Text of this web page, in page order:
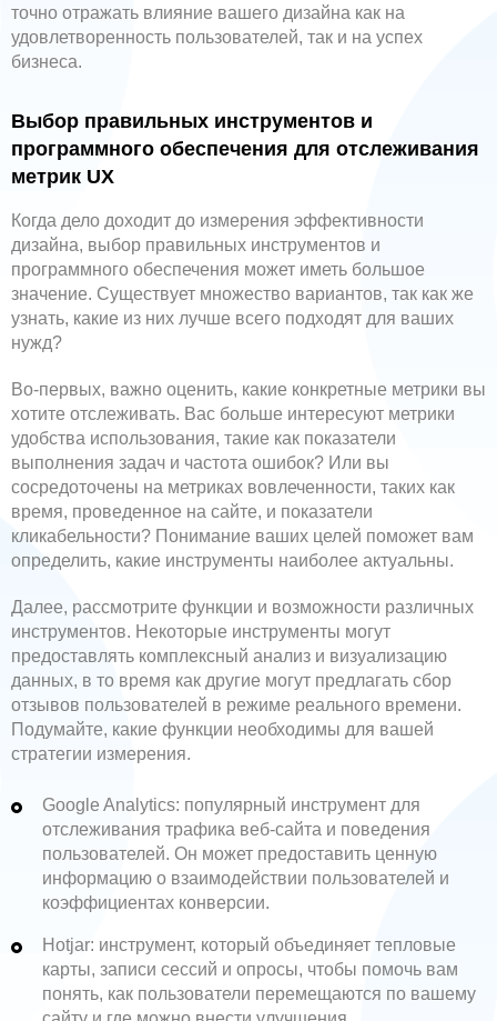
точно отражать влияние вашего дизайна как на
удовлетворенность пользователей, так и на успех
бизнеса.
Выбор правильных инструментов и
программного обеспечения для отслеживания
метрик UX
Когда дело доходит до измерения эффективности
дизайна, выбор правильных инструментов и
программного обеспечения может иметь большое
значение. Существует множество вариантов, так как же
узнать, какие из них лучше всего подходят для ваших
нужд?
Во-первых, важно оценить, какие конкретные метрики вы
хотите отслеживать. Вас больше интересуют метрики
удобства использования, такие как показатели
выполнения задач и частота ошибок? Или вы
сосредоточены на метриках вовлеченности, таких как
время, проведенное на сайте, и показатели
кликабельности? Понимание ваших целей поможет вам
определить, какие инструменты наиболее актуальны.
Далее, рассмотрите функции и возможности различных
инструментов. Некоторые инструменты могут
предоставлять комплексный анализ и визуализацию
данных, в то время как другие могут предлагать сбор
отзывов пользователей в режиме реального времени.
Подумайте, какие функции необходимы для вашей
стратегии измерения.
Google Analytics: популярный инструмент для
отслеживания трафика веб-сайта и поведения
пользователей. Он может предоставить ценную
информацию о взаимодействии пользователей и
коэффициентах конверсии.
Hotjar: инструмент, который объединяет тепловые
карты, записи сессий и опросы, чтобы помочь вам
понять, как пользователи перемещаются по вашему